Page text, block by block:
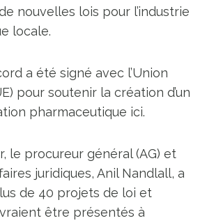
nouvelles lois pour l’industrie
locale.
a été signé avec l’Union
pour soutenir la création d’un
pharmaceutique ici.
le procureur général (AG) et
juridiques, Anil Nandlall, a
de 40 projets de loi et
être présentés à